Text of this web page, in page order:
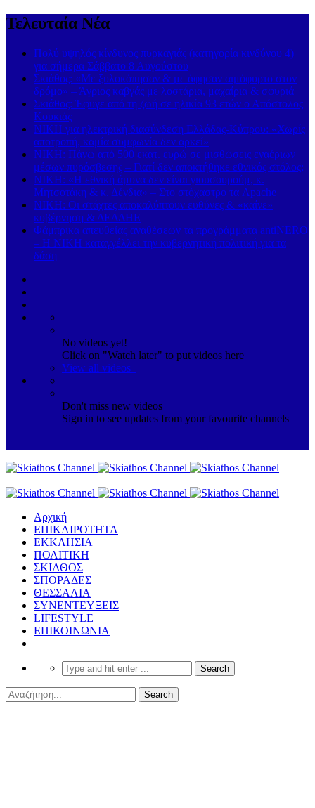
Τελευταία Νέα
Πολύ υψηλός κίνδυνος πυρκαγιάς (κατηγορία κινδύνου 4)
για σήμερα Σάββατο 8 Αυγούστου
Σκιάθος: «Με ξυλοκόπησαν & με άφησαν αιμόφυρτο στον
δρόμο» – Άγριος καβγάς με λοστάρια, μαχαίρια & σφυριά
Σκιάθος: Έφυγε από τη ζωή σε ηλικία 93 ετών ο Απόστολος
Κουκιάς
ΝΙΚΗ για ηλεκτρική διασύνδεση Ελλάδας-Κύπρου: «Χωρίς
αποτροπή, καμία συμφωνία δεν αρκεί»
ΝΙΚΗ: Πάνω από 500 εκατ. ευρώ σε μισθώσεις εναέριων
μέσων πυρόσβεσης – Γιατί δεν αποκτήθηκε εθνικός στόλος;
ΝΙΚΗ: «Η εθνική άμυνα δεν είναι γιουσουρούμ, κ.
Μητσοτάκη & κ. Δένδια» – Στο στόχαστρο τα Apache
ΝΙΚΗ: Οι στάχτες αποκαλύπτουν ευθύνες & «καίνε»
κυβέρνηση & ΔΕΔΔΗΕ
Φάμπρικα απευθείας αναθέσεων τα προγράμματα antiNERO
– Η ΝΙΚΗ καταγγέλλει την κυβερνητική πολιτική για τα
δάση
No videos yet!
Click on "Watch later" to put videos here
View all videos
Don't miss new videos
Sign in to see updates from your favourite channels
Αρχική
ΕΠΙΚΑΙΡΟΤΗΤΑ
ΕΚΚΛΗΣΙΑ
ΠΟΛΙΤΙΚΗ
ΣΚΙΑΘΟΣ
ΣΠΟΡΑΔΕΣ
ΘΕΣΣΑΛΙΑ
ΣΥΝΕΝΤΕΥΞΕΙΣ
LIFESTYLE
ΕΠΙΚΟΙΝΩΝΙΑ